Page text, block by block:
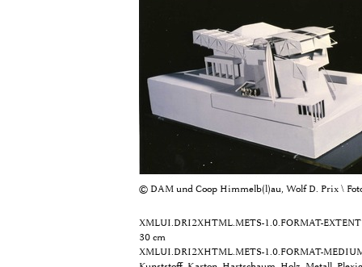
© DAM und Coop Himmelb(l)au, Wolf D. Prix \
XMLUI.DRI2XHTML.METS-1.0.FORMAT-EXTENT
30 cm
XMLUI.DRI2XHTML.METS-1.0.FORMAT-